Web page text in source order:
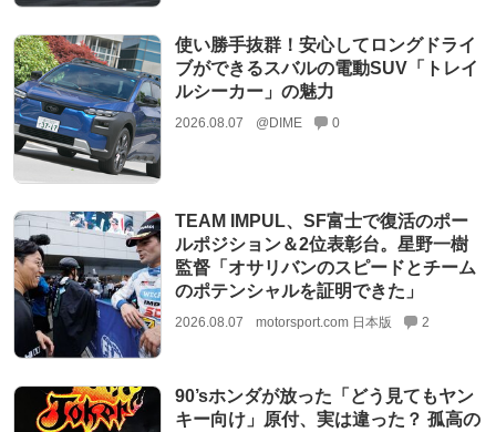
使い勝手抜群！安心してロングドライ
ブができるスバルの電動SUV「トレイ
ルシーカー」の魅力
2026.08.07 @DIME 0
TEAM IMPUL、SF富士で復活のポー
ルポジション＆2位表彰台。星野一樹
監督「オサリバンのスピードとチーム
のポテンシャルを証明できた」
2026.08.07 motorsport.com 日本版 2
90’sホンダが放った「どう見てもヤン
キー向け」原付、実は違った？ 孤高の